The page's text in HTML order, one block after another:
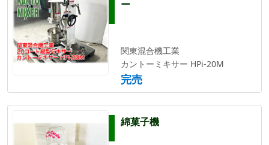
ー
関東混合機工業
カントーミキサー HPi-20M
完売
綿菓子機